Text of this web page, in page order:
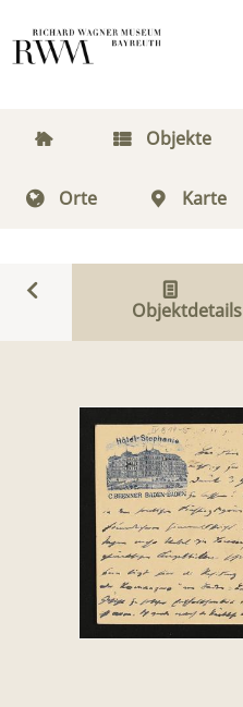
Objekte
Orte Karte
Objektdetails